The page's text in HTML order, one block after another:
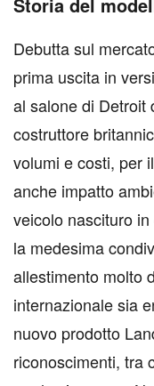
Debutta sul
prima uscita in
al salone di Detroit
costruttore
volumi e costi, per
anche impatto
veicolo nascituro
la medesima
allestimento molto
internazionale sia
nuovo prodotto
riconoscimenti, tra